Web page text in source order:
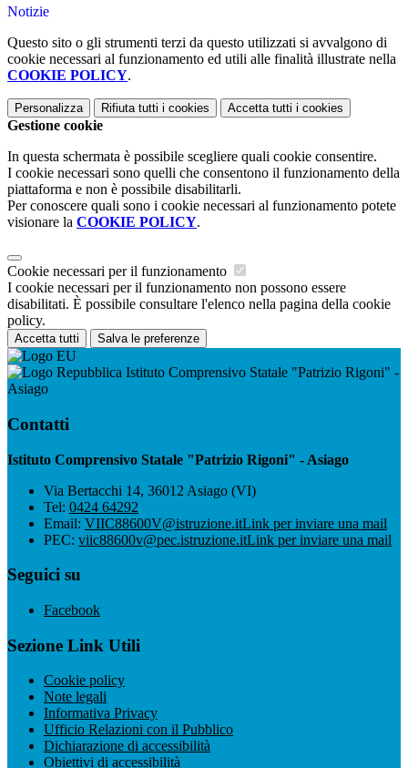
Notizie
Questo sito o gli strumenti terzi da questo utilizzati si avvalgono di
cookie necessari al funzionamento ed utili alle finalità illustrate nella
COOKIE POLICY.
Personalizza Rifiuta tutti i cookies Accetta tutti i cookies
Gestione cookie
In questa schermata è possibile scegliere quali cookie consentire.
I cookie necessari sono quelli che consentono il funzionamento della
piattaforma e non è possibile disabilitarli.
Per conoscere quali sono i cookie necessari al funzionamento potete
visionare la COOKIE POLICY.
Cookie necessari per il funzionamento
I cookie necessari per il funzionamento non possono essere
disabilitati. È possibile consultare l'elenco nella pagina della cookie
policy.
Accetta tutti Salva le preferenze
Istituto Comprensivo Statale "Patrizio Rigoni" -
Asiago
Contatti
Istituto Comprensivo Statale "Patrizio Rigoni" - Asiago
Via Bertacchi 14, 36012 Asiago (VI)
Tel: 0424 64292
Email: VIIC88600V@istruzione.itLink per inviare una mail
PEC: viic88600v@pec.istruzione.itLink per inviare una mail
Seguici su
Facebook
Sezione Link Utili
Cookie policy
Note legali
Informativa Privacy
Ufficio Relazioni con il Pubblico
Dichiarazione di accessibilità
Obiettivi di accessibilità